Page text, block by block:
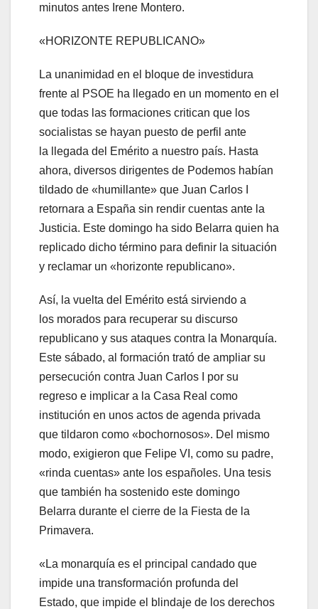
minutos antes Irene Montero.
«HORIZONTE REPUBLICANO»
La unanimidad en el bloque de investidura
frente al PSOE ha llegado en un momento en el
que todas las formaciones critican que los
socialistas se hayan puesto de perfil ante
la llegada del Emérito a nuestro país. Hasta
ahora, diversos dirigentes de Podemos habían
tildado de «humillante» que Juan Carlos I
retornara a España sin rendir cuentas ante la
Justicia. Este domingo ha sido Belarra quien ha
replicado dicho término para definir la situación
y reclamar un «horizonte republicano».
Así, la vuelta del Emérito está sirviendo a
los morados para recuperar su discurso
republicano y sus ataques contra la Monarquía.
Este sábado, al formación trató de ampliar su
persecución contra Juan Carlos I por su
regreso e implicar a la Casa Real como
institución en unos actos de agenda privada
que tildaron como «bochornosos». Del mismo
modo, exigieron que Felipe VI, como su padre,
«rinda cuentas» ante los españoles. Una tesis
que también ha sostenido este domingo
Belarra durante el cierre de la Fiesta de la
Primavera.
«La monarquía es el principal candado que
impide una transformación profunda del
Estado, que impide el blindaje de los derechos